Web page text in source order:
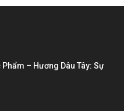
– Hương Dâu Tây: Sự